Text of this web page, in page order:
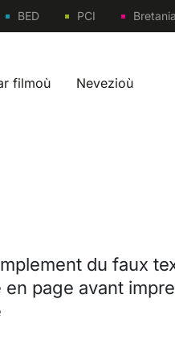
BED PCI Bretania
filmoù Nevezioù
du faux
page avant